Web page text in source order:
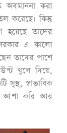
করা
করেছে। কিন্তু
হয়েছে তাদের
সরকার এ কালো
তাদের পাশে
খুলে দিয়ে,
সুস্থ, স্বাভাবিক
আশা করি আর